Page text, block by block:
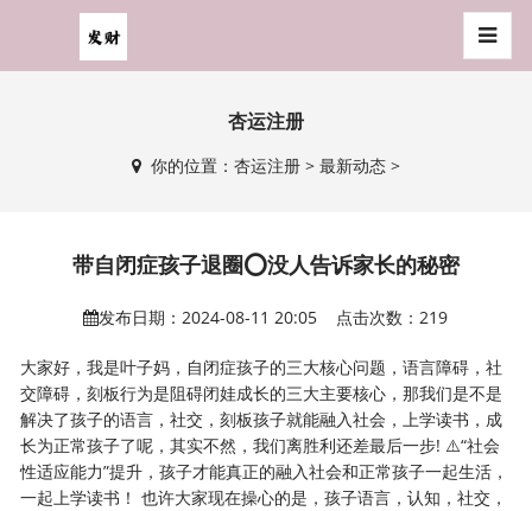
杏运注册
你的位置： 杏运注册> 最新动态>
带自闭症孩子退圈⭕没人告诉家长的秘密
发布日期：2024-08-11 20:05 点击次数：219
大家好，我是叶子妈，自闭症孩子的三大核心问题，语言障碍，社
交障碍，刻板行为是阻碍闭娃成长的三大主要核心，那我们是不是
解决了孩子的语言，社交，刻板孩子就能融入社会，上学读书，成
长为正常孩子了呢，其实不然，我们离胜利还差最后一步! ⚠️“社会
性适应能力”提升，孩子才能真正的融入社会和正常孩子一起生活，
一起上学读书！ 也许大家现在操心的是，孩子语言，认知，社交，